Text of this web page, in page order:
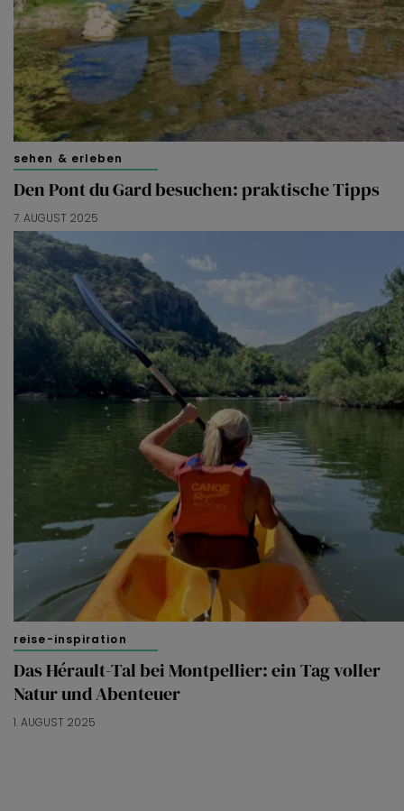
sehen & erleben
Den Pont du Gard besuchen: praktische Tipps
7. AUGUST 2025
reise-inspiration
Das Hérault-Tal bei Montpellier: ein Tag voller
Natur und Abenteuer
1. AUGUST 2025